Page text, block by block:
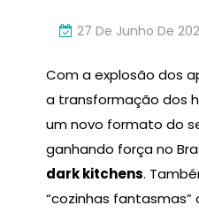
27 De Junho De
Com a explosão dos
a transformação dos
um novo formato do
ganhando força no
dark kitchens.
“cozinhas fantasmas”